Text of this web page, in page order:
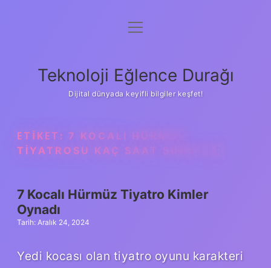
Anasayfa
Yasal Uyarı
menüyü
Teknoloji Eğlence Durağı
Dijital dünyada keyifli bilgiler keşfet!
ETIKET: 7 KOCALI HÜRMÜZ
TIYATROSU KAÇ SAAT SÜRÜYOR
7 Kocalı Hürmüz Tiyatro Kimler
Oynadı
Tarih: Aralık 24, 2024
Yedi kocası olan tiyatro oyunu karakteri